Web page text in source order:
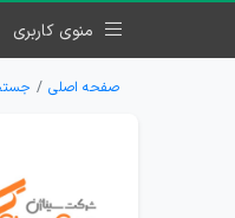
منوی کاربری
صفحه اصلی